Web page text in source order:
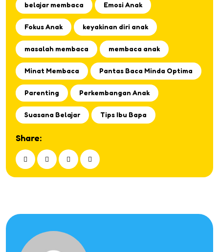
belajar membaca Emosi Anak
Fokus Anak keyakinan diri anak
masalah membaca membaca anak
Minat Membaca Pantas Baca Minda Optima
Parenting Perkembangan Anak
Suasana Belajar Tips Ibu Bapa
Share: